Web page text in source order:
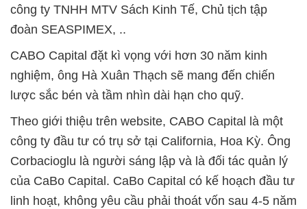
công ty TNHH MTV Sách Kinh Tế, Chủ tịch tập
đoàn SEASPIMEX, ..
CABO Capital đặt kì vọng với hơn 30 năm kinh
nghiệm, ông Hà Xuân Thạch sẽ mang đến chiến
lược sắc bén và tầm nhìn dài hạn cho quỹ.
Theo giới thiệu trên website, CABO Capital là một
công ty đầu tư có trụ sở tại California, Hoa Kỳ. Ông
Corbacioglu là người sáng lập và là đối tác quản lý
của CaBo Capital. CaBo Capital có kế hoạch đầu tư
linh hoạt, không yêu cầu phải thoát vốn sau 4-5 năm